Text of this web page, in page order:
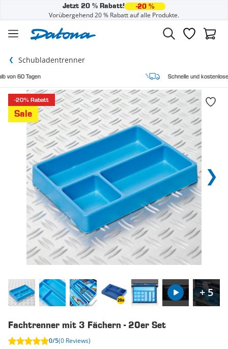
Jetzt 20 % Rabatt! -20 %
Vorübergehend 20 % Rabatt auf alle Produkte.
Schubladentrenner
Schnelle und kostenlose Lieferung
-20% Rabatt
Sale
+ 5
Fachtrenner mit 3 Fächern - 20er Set
0/5(0 Reviews)